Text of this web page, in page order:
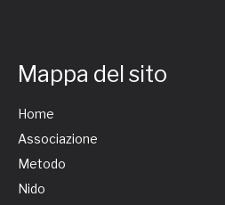
Mappa del sito
Home
Associazione
Metodo
Nido